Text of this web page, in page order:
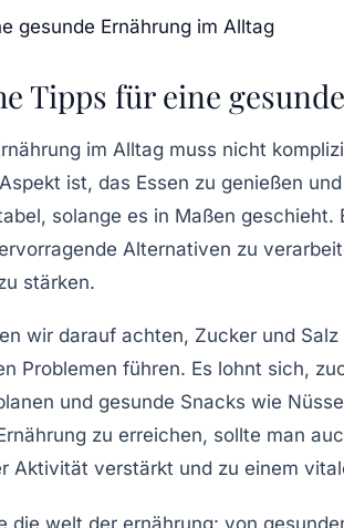
gesunde Ernährung im Alltag
Tipps für eine
im Alltag muss nicht
ist, das Essen zu genießen
solange es in Maßen
Alternativen zu
stärken.
wir darauf achten, Zucker und Salz
Problemen führen. Es lohnt sich,
und gesunde Snacks wie
zu erreichen, sollte man
Aktivität verstärkt und zu einem